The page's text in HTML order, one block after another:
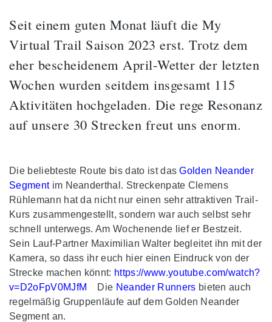
Seit einem guten Monat läuft die My
Virtual Trail Saison 2023 erst. Trotz dem
eher bescheidenem April-Wetter der letzten
Wochen wurden seitdem insgesamt 115
Aktivitäten hochgeladen. Die rege Resonanz
auf unsere 30 Strecken freut uns enorm.
Die beliebteste Route bis dato ist dasGolden Neander
Segmentim Neanderthal. Streckenpate Clemens
Rühlemann hat da nicht nur einen sehr attraktiven Trail-
Kurs zusammengestellt, sondern war auch selbst sehr
schnell unterwegs. Am Wochenende lief er Bestzeit.
Sein Lauf-Partner Maximilian Walter begleitet ihn mit der
Kamera, so dass ihr euch hier einen Eindruck von der
Strecke machen könnt: https://www.youtube.com/watch?
v=D2oFpV0MJfM
Die Neander Runners bieten auch
regelmäßig Gruppenläufe auf dem Golden Neander
Segment an.